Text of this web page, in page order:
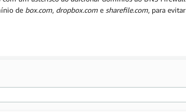
de box.com, dropbox.com e sharefile.com, para